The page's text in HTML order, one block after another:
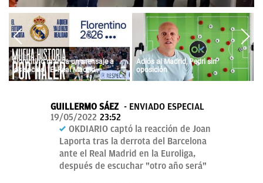
OKDIARIO
Florentino manda un mensaje a
los socios: "El Real Madrid
siempre fue vuestro y siempre lo
Adiós al Madrid, Pedri sin
oposición
GUILLERMO SÁEZ
ENVIADO ESPECIAL
19/05/2022 23:52
OKDIARIO captó la reacción de Joan
Laporta tras la derrota del Barcelona
ante el Real Madrid en la Euroliga,
después de escuchar "otro año será"